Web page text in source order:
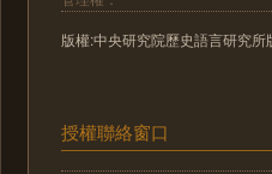
版權:中央研究院歷史語言研究所
授權聯絡窗口